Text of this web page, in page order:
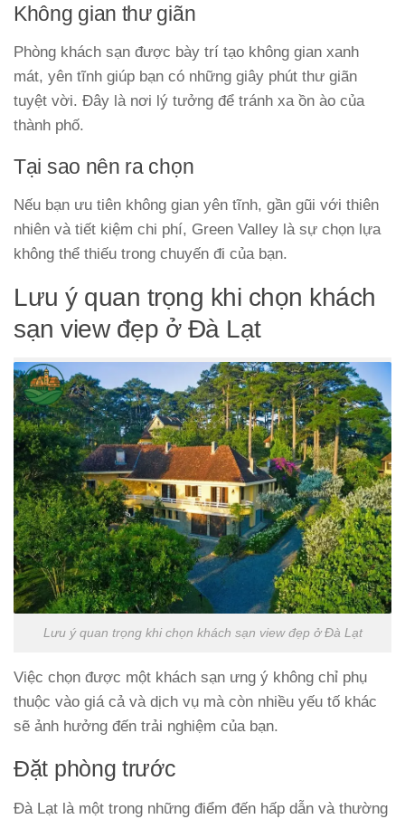
Không gian thư giãn
Phòng khách sạn được bày trí tạo không gian xanh
mát, yên tĩnh giúp bạn có những giây phút thư giãn
tuyệt vời. Đây là nơi lý tưởng để tránh xa ồn ào của
thành phố.
Tại sao nên ra chọn
Nếu bạn ưu tiên không gian yên tĩnh, gần gũi với thiên
nhiên và tiết kiệm chi phí, Green Valley là sự chọn lựa
không thể thiếu trong chuyến đi của bạn.
Lưu ý quan trọng khi chọn khách
sạn view đẹp ở Đà Lạt
Lưu ý quan trọng khi chọn khách sạn view đẹp ở Đà Lạt
Việc chọn được một khách sạn ưng ý không chỉ phụ
thuộc vào giá cả và dịch vụ mà còn nhiều yếu tố khác
sẽ ảnh hưởng đến trải nghiệm của bạn.
Đặt phòng trước
Đà Lạt là một trong những điểm đến hấp dẫn và thường